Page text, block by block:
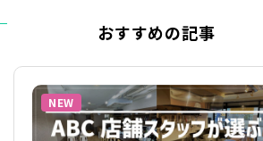
おすすめの記事
NEW